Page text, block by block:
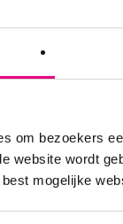
om bezoekers
website wordt
mogelijke